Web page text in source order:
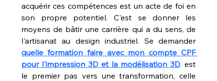
acquérir ces compétences est un acte de foi en
son propre potentiel. C'est se donner les
moyens de bâtir une carrière qui a du sens, de
l'artisanat au design industriel. Se demander
quelle formation faire avec mon compte CPF
pour l'impression 3D et la modélisation 3D. est
le premier pas vers une transformation, celle